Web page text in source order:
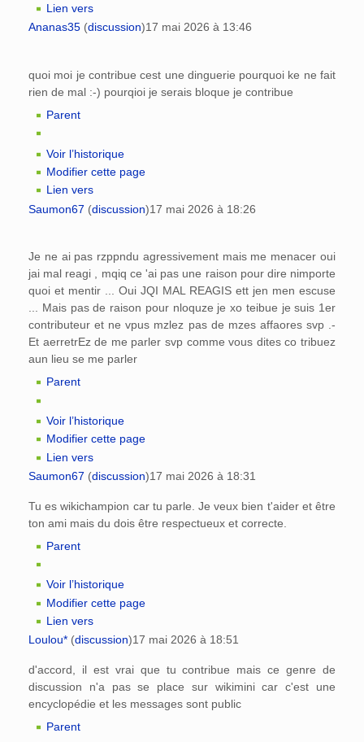
Lien vers
Ananas35 (discussion)17 mai 2026 à 13:46
quoi moi je contribue cest une dinguerie pourquoi ke ne fait
rien de mal :-) pourqioi je serais bloque je contribue
Parent
Voir l’historique
Modifier cette page
Lien vers
Saumon67 (discussion)17 mai 2026 à 18:26
Je ne ai pas rzppndu agressivement mais me menacer oui
jai mal reagi , mqiq ce 'ai pas une raison pour dire nimporte
quoi et mentir ... Oui JQI MAL REAGIS ett jen men escuse
... Mais pas de raison pour nloquze je xo teibue je suis 1er
contributeur et ne vpus mzlez pas de mzes affaores svp .-
Et aerretrEz de me parler svp comme vous dites co tribuez
aun lieu se me parler
Parent
Voir l’historique
Modifier cette page
Lien vers
Saumon67 (discussion)17 mai 2026 à 18:31
Tu es wikichampion car tu parle. Je veux bien t'aider et être
ton ami mais du dois être respectueux et correcte.
Parent
Voir l’historique
Modifier cette page
Lien vers
Loulou* (discussion)17 mai 2026 à 18:51
d'accord, il est vrai que tu contribue mais ce genre de
discussion n'a pas se place sur wikimini car c'est une
encyclopédie et les messages sont public
Parent